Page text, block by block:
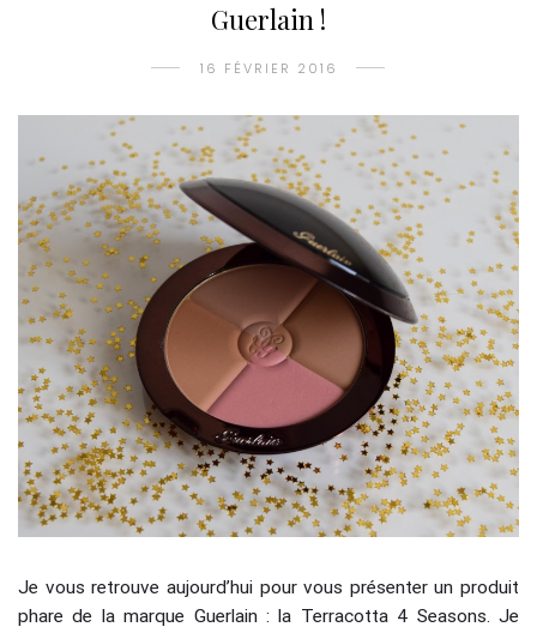
Guerlain !
16 FÉVRIER 2016
Je vous retrouve aujourd’hui pour vous présenter un produit
phare de la marque Guerlain : la Terracotta 4 Seasons. Je